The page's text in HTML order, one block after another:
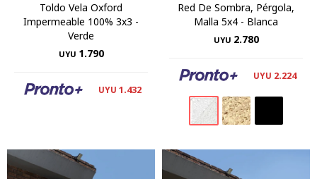
Toldo Vela Oxford
Impermeable 100% 3x3 -
Verde
UYU 1.790
UYU 1.432
Red De Sombra, Pérgola,
Malla 5x4 - Blanca
UYU 2.780
UYU 2.224